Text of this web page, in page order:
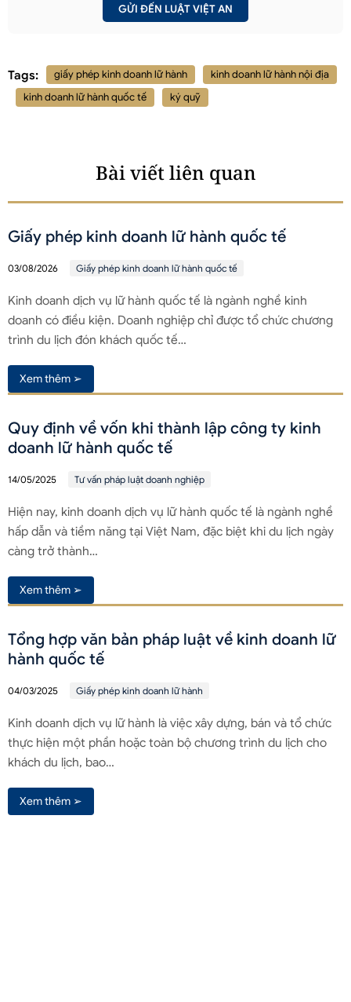
Tags: giấy phép kinh doanh lữ hành
kinh doanh lữ hành nội địa
kinh doanh lữ hành quốc tế
ký quỹ
Bài viết liên quan
Giấy phép kinh doanh lữ hành quốc tế
03/08/2026 Giấy phép kinh doanh lữ hành quốc tế
Kinh doanh dịch vụ lữ hành quốc tế là ngành nghề kinh
doanh có điều kiện. Doanh nghiệp chỉ được tổ chức chương
trình du lịch đón khách quốc tế…
Xem thêm ➢
Quy định về vốn khi thành lập công ty kinh
doanh lữ hành quốc tế
14/05/2025 Tư vấn pháp luật doanh nghiệp
Hiện nay, kinh doanh dịch vụ lữ hành quốc tế là ngành nghề
hấp dẫn và tiềm năng tại Việt Nam, đặc biệt khi du lịch ngày
càng trở thành…
Xem thêm ➢
Tổng hợp văn bản pháp luật về kinh doanh lữ
hành quốc tế
04/03/2025 Giấy phép kinh doanh lữ hành
Kinh doanh dịch vụ lữ hành là việc xây dựng, bán và tổ chức
thực hiện một phần hoặc toàn bộ chương trình du lịch cho
khách du lịch, bao…
Xem thêm ➢